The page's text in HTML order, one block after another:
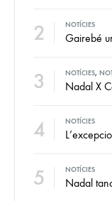
2 NOTÍCIES
3 NOTÍCIES,
4 NOTÍCIES
5 NOTÍCIES